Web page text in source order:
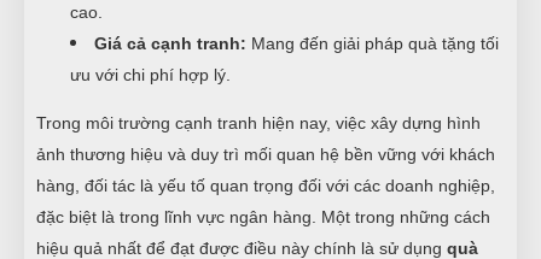
cao.
Giá cả cạnh tranh: Mang đến giải pháp quà tặng tối
ưu với chi phí hợp lý.
Trong môi trường cạnh tranh hiện nay, việc xây dựng hình
ảnh thương hiệu và duy trì mối quan hệ bền vững với khách
hàng, đối tác là yếu tố quan trọng đối với các doanh nghiệp,
đặc biệt là trong lĩnh vực ngân hàng. Một trong những cách
hiệu quả nhất để đạt được điều này chính là sử dụng quà